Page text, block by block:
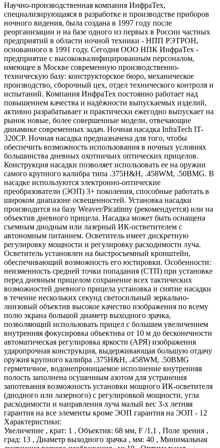
Научно-производственная компания ИнфраТех,
специализирующаяся в разработке и производстве приборов
ночного видения, была создана в 1997 году после
реорганизации и на базе одного из первых в России частных
предприятий в области ночной техники - НПП РЭТРОН,
основанного в 1991 году. Сегодня ООО НПК ИнфраТех -
предприятие с высококвалифицированным персоналом,
имеющее в Москве современную производственно-
техническую базу: конструкторское бюро, механическое
производство, сборочный цех, отдел технического контроля и
испытаний. Компания ИнфраТех постоянно работает над
повышением качества и надёжности выпускаемых изделий,
активно разрабатывает и практически ежегодно выпускает на
рынок новые, более совершенные модели, отвечающие
динамике современных задач. Ночная насадка InfraTech IT-
320CP. Ночная насадка предназначена для того, чтобы
обеспечить возможность использования в ночных условиях
большинства дневных охотничьих оптических прицелов.
Конструкция насадки позволяет использовать ее на оружии
самого крупного калибра типа .375H&H, .458WM, .50BMG. В
насадке используются электронно-оптические
преобразователи (ЭОП) 3+ поколения, способные работать в
широком диапазоне освещенностей. Установка насадки
производится на базу Weaver/Picatinny (рекомендуется) или на
объектив дневного прицела. Насадка может быть оснащена
съемным диодным или лазерный ИК-остветителем с
автономным питанием. Осветитель имеет дискретную
регулировку мощности и регулировку расходимости луча.
Осветитель установлен на быстросъемный кронштейн,
обеспечивающий возможность его юстировки. Особенности:
неизменность средней точки попадания (СТП) при установке
перед дневным прицелом сохранение всех тактических
возможностей дневного прицела установка и снятие насадки
в течение нескольких секунд светосильный зеркально-
линзовый объектив высокое качество изображения по всему
полю экрана большой диаметр выходного зрачка,
позволяющий использовать прицел с большим увеличением
внутренняя фокусировка объектива от 10 м до бесконечности
автоматическая регулировка яркости (АРЯ) изображения
ударопрочная конструкция, выдерживающая большую отдачу
оружия крупного калибра .375Н&H, .458WM, .50BMG
герметичное, водонепроницаемое исполнение внутренняя
полость заполнена осушенным азотом для устранения
запотевания возможность установки мощного ИК-осветителя
(диодного или лазерного) с регулировкой мощности, угла
расходимости и направления луча малый вес 3-х летняя
гарантия на все элементы кроме ЭОП гарантия на ЭОП - 12
Характеристики:
Увеличение , крат: 1 , Объектив: 68 мм, F /1,1 , Поле зрения ,
град: 13 , Диаметр выходного зрачка , мм: 40 , Минимальная